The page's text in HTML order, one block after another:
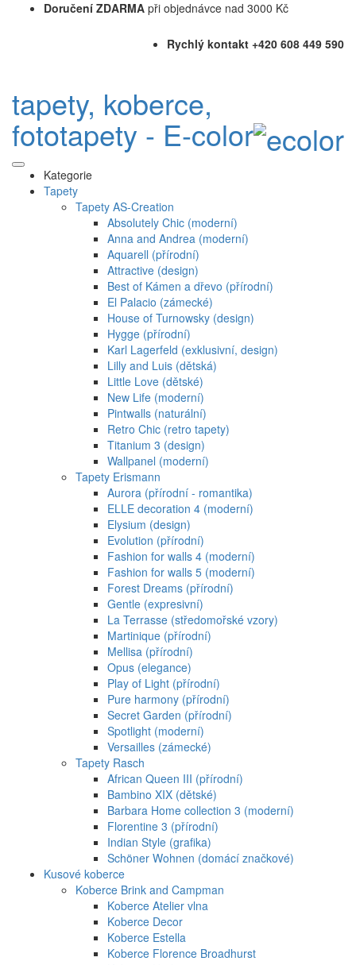
Doručení ZDARMA při objednávce nad 3000 Kč
Rychlý kontakt +420 608 449 590
tapety, koberce,
fototapety - E-color
Kategorie
Tapety
Tapety AS-Creation
Absolutely Chic (moderní)
Anna and Andrea (moderní)
Aquarell (přírodní)
Attractive (design)
Best of Kámen a dřevo (přírodní)
El Palacio (zámecké)
House of Turnowsky (design)
Hygge (přírodní)
Karl Lagerfeld (exklusivní, design)
Lilly and Luis (dětská)
Little Love (dětské)
New Life (moderní)
Pintwalls (naturální)
Retro Chic (retro tapety)
Titanium 3 (design)
Wallpanel (moderní)
Tapety Erismann
Aurora (přírodní - romantika)
ELLE decoration 4 (moderní)
Elysium (design)
Evolution (přírodní)
Fashion for walls 4 (moderní)
Fashion for walls 5 (moderní)
Forest Dreams (přírodní)
Gentle (expresivní)
La Terrasse (středomořské vzory)
Martinique (přírodní)
Mellisa (přírodní)
Opus (elegance)
Play of Light (přírodní)
Pure harmony (přírodní)
Secret Garden (přírodní)
Spotlight (moderní)
Versailles (zámecké)
Tapety Rasch
African Queen III (přírodní)
Bambino XIX (dětské)
Barbara Home collection 3 (moderní)
Florentine 3 (přírodní)
Indian Style (grafika)
Schöner Wohnen (domácí značkové)
Kusové koberce
Koberce Brink and Campman
Koberce Atelier vlna
Koberce Decor
Koberce Estella
Koberce Florence Broadhurst